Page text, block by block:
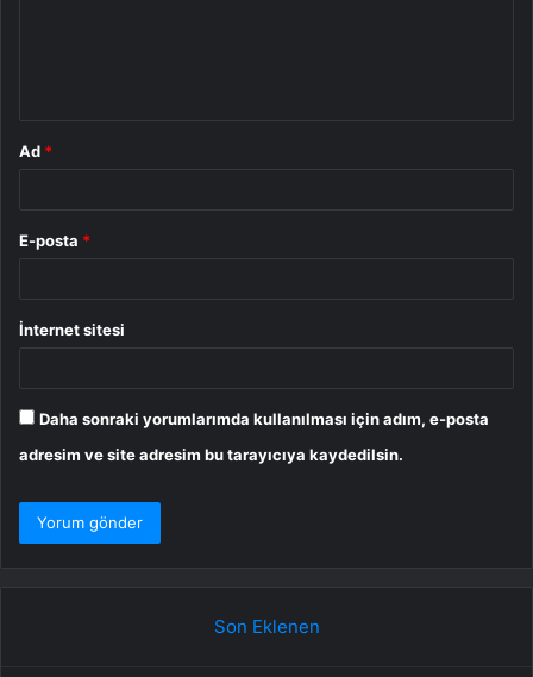
Ad *
E-posta *
İnternet sitesi
Daha sonraki yorumlarımda kullanılması için adım, e-posta
adresim ve site adresim bu tarayıcıya kaydedilsin.
Son Eklenen